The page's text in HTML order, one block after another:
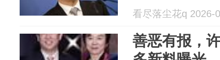
看尽落尘花q 2026-
善恶有报，